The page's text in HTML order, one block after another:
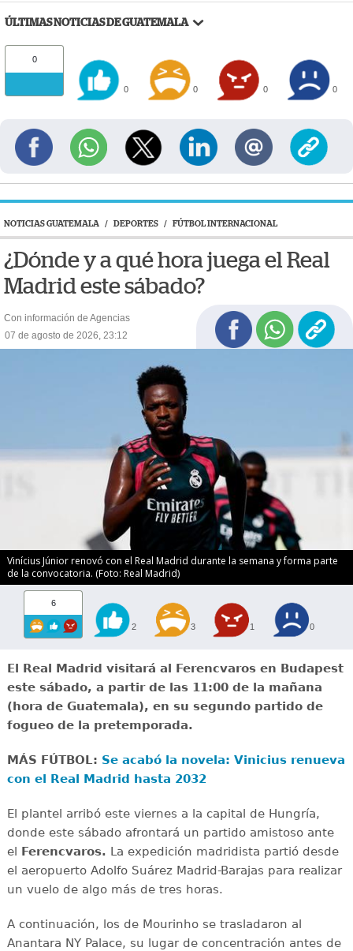
ÚLTIMAS NOTICIAS DE GUATEMALA
0
0 0 0 0
NOTICIAS GUATEMALA / DEPORTES / FÚTBOL INTERNACIONAL
¿Dónde y a qué hora juega el Real
Madrid este sábado?
Con información de Agencias
07 de agosto de 2026, 23:12
Vinícius Júnior renovó con el Real Madrid durante la semana y forma parte
de la convocatoria. (Foto: Real Madrid)
6
2 3 1 0
El Real Madrid visitará al Ferencvaros en Budapest
este sábado, a partir de las 11:00 de la mañana
(hora de Guatemala), en su segundo partido de
fogueo de la pretemporada.
MÁS FÚTBOL: Se acabó la novela: Vinicius renueva
con el Real Madrid hasta 2032
El plantel arribó este viernes a la capital de Hungría,
donde este sábado afrontará un partido amistoso ante
el
Ferencvaros. La expedición madridista partió desde
el aeropuerto Adolfo Suárez Madrid-Barajas para realizar
un vuelo de algo más de tres horas.
A continuación, los de Mourinho se trasladaron al
Anantara NY Palace, su lugar de concentración antes de